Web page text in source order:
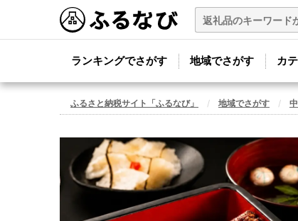
ランキングでさがす 地域でさがす カ
ふるさと納税サイト「ふるなび」 地域でさがす